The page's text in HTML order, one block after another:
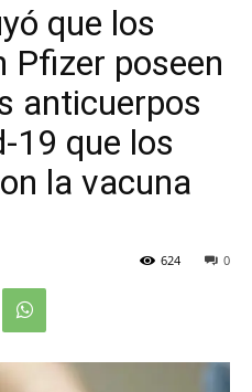
que los
Pfizer poseen
anticuerpos
19 que los
la vacuna
0
624